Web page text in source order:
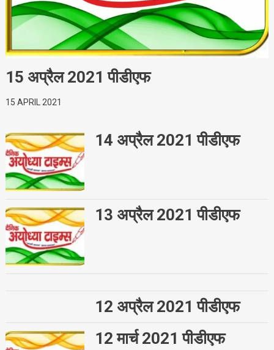
15 अप्रैल 2021 पीडीएफ
15 APRIL 2021
14 अप्रैल 2021 पीडीएफ
13 अप्रैल 2021 पीडीएफ
12 अप्रैल 2021 पीडीएफ
12 मार्च 2021 पीडीएफ